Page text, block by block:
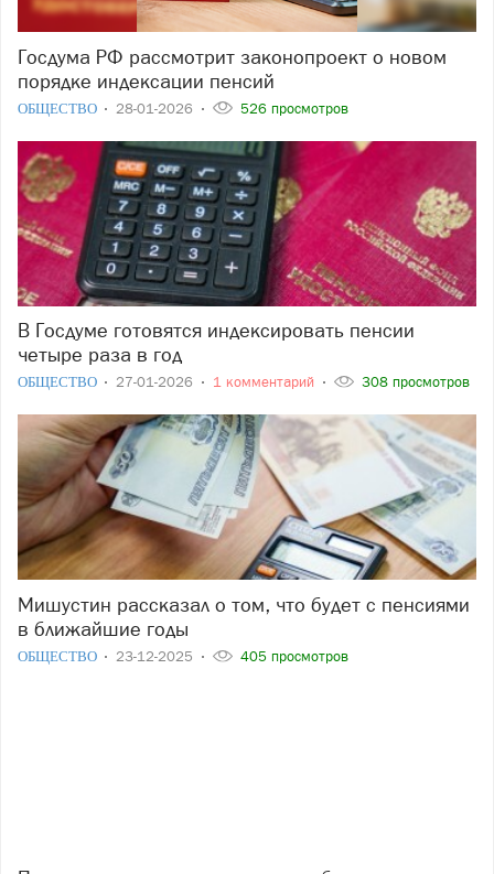
Госдума РФ рассмотрит законопроект о новом
порядке индексации пенсий
ОБЩЕСТВО 28-01-2026 526 просмотров
В Госдуме готовятся индексировать пенсии
четыре раза в год
ОБЩЕСТВО 27-01-2026 1 комментарий 308 просмотров
Мишустин рассказал о том, что будет с пенсиями
в ближайшие годы
ОБЩЕСТВО 23-12-2025 405 просмотров